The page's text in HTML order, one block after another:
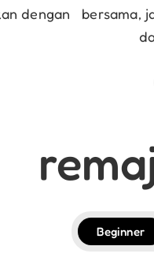
dengan
bersama,
Beginner